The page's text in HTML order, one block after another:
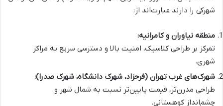
شهرکی را دارند عبارت‌اند از:
منطقه نیاوران و کامرانیه:
تمرکز بر طراحی کلاسیک، امنیت بالا و دسترسی سریع به مراکز
شهری.
شهرک‌های غرب تهران (فرحزاد، شهرک دانشگاه، شهرک صدرا):
طراحی مدرن‌تر، قیمت پایین‌تر نسبت به شمال شهر و
چشم‌انداز کوهستانی.